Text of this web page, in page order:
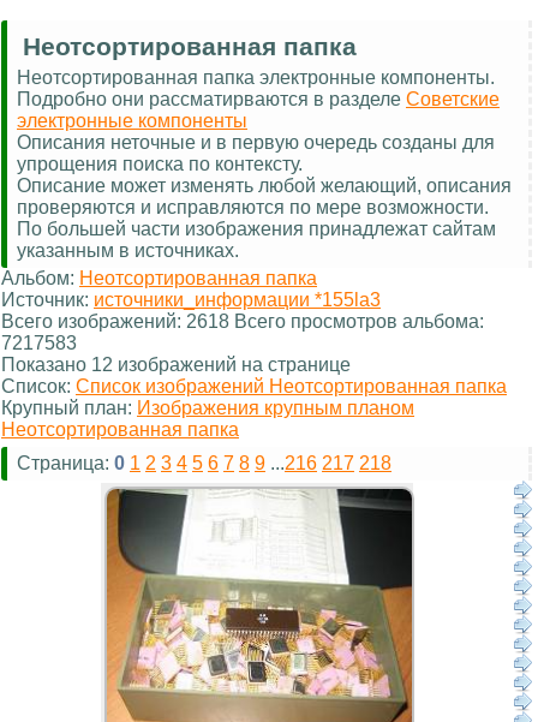
Неотсортированная папка
Неотсортированная папка электронные компоненты.
Подробно они рассматирваются в разделе Советские
электронные компоненты
Описания неточные и в первую очередь созданы для
упрощения поиска по контексту.
Описание может изменять любой желающий, описания
проверяются и исправляются по мере возможности.
По большей части изображения принадлежат сайтам
указанным в источниках.
Альбом: Неотсортированная папка
Источник: источники_информации *155la3
Всего изображений: 2618 Всего просмотров альбома:
7217583
Показано 12 изображений на странице
Список: Список изображений Неотсортированная папка
Крупный план: Изображения крупным планом
Неотсортированная папка
Страница: 0 1 2 3 4 5 6 7 8 9 ...216 217 218